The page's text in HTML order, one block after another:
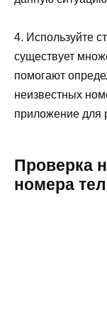
4. Используйте
существует
помогают
неизвестных
приложение для
Проверка
номера